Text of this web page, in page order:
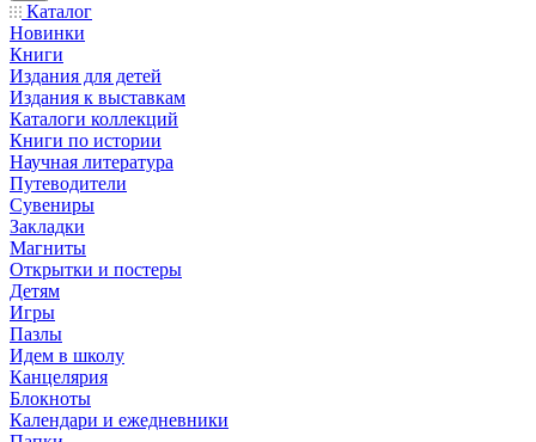
Каталог
Новинки
Книги
Издания для детей
Издания к выставкам
Каталоги коллекций
Книги по истории
Научная литература
Путеводители
Сувениры
Закладки
Магниты
Открытки и постеры
Детям
Игры
Пазлы
Идем в школу
Канцелярия
Блокноты
Календари и ежедневники